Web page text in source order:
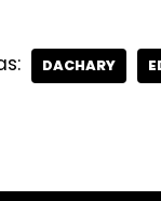
DACHARY